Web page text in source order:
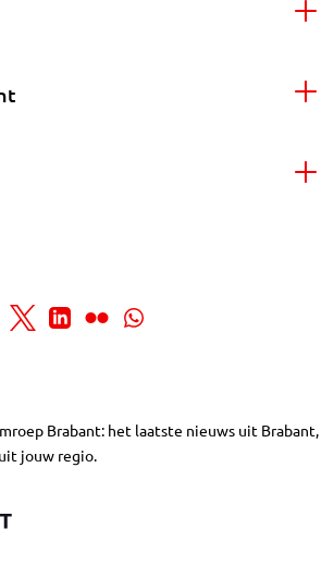
Brabant: het laatste nieuws uit Brabant,
jouw regio.